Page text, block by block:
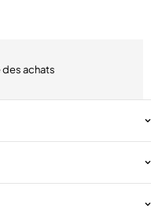
des achats